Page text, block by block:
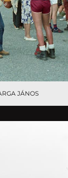
JÁNOS